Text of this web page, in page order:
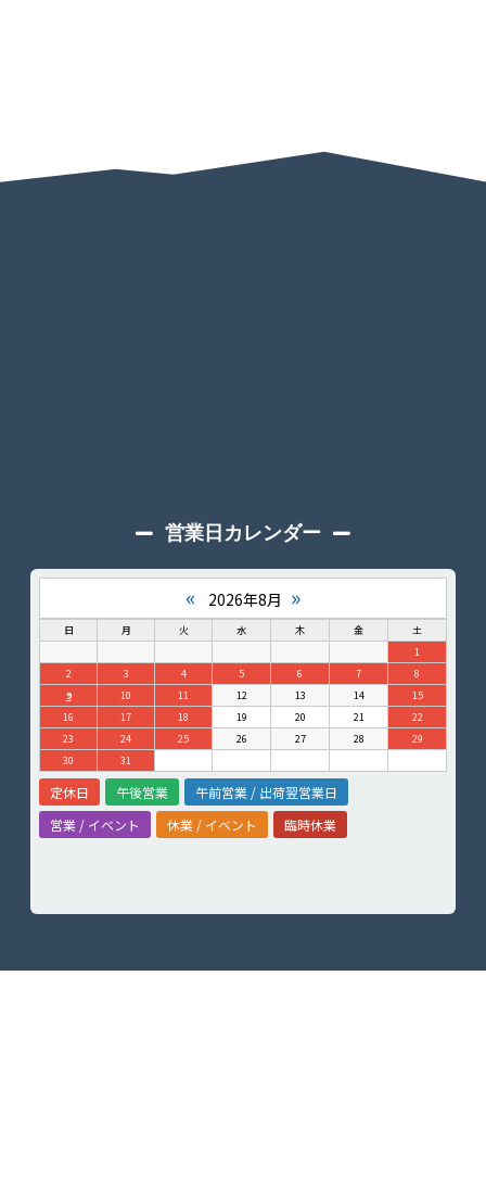
営業日カレンダー
« 2026年8月 »
日 月 火 水 木 金
土
1
2
3 4 5 6 7
8
9
10 11 12 13 14
15
16
17 18 19 20 21
22
23
24 25 26 27 28
29
30
31
定休日 午後営業
午前営業 / 出荷翌営業日
営業 / イベント
休業 / イベント 臨時休業